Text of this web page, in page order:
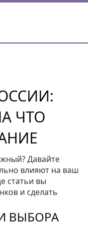
ЧТО
Давайте
влияют на ваш
статьи вы
и сделать
ВЫБОРА